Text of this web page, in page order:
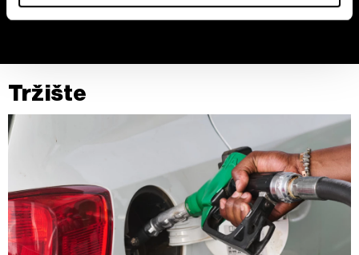
kolačićima i drugim sličnim tehnologijama u
Kolačiće u bilo kojem trenutku možete ponovno ažurirati
klikom na „Prikaži detalje“. Pristanak možete u bilo kojem
trenutku opozvati bez negativnih posledica.
Tržište